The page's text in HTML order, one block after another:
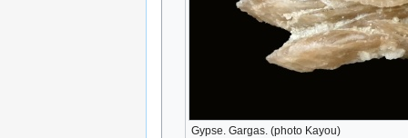
Gypse. Gargas. (photo Kayou)